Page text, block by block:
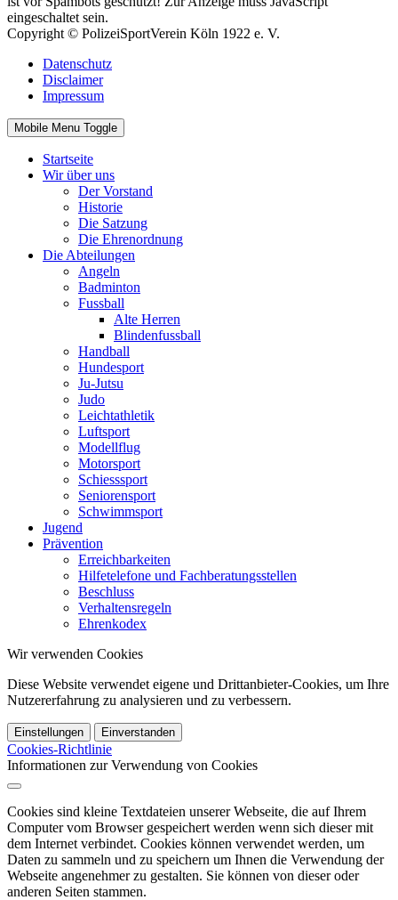
eingeschaltet sein.
Copyright © PolizeiSportVerein Köln 1922 e. V.
Datenschutz
Disclaimer
Impressum
Mobile Menu Toggle
Startseite
Wir über uns
Der Vorstand
Historie
Die Satzung
Die Ehrenordnung
Die Abteilungen
Angeln
Badminton
Fussball
Alte Herren
Blindenfussball
Handball
Hundesport
Ju-Jutsu
Judo
Leichtathletik
Luftsport
Modellflug
Motorsport
Schiesssport
Seniorensport
Schwimmsport
Jugend
Prävention
Erreichbarkeiten
Hilfetelefone und Fachberatungsstellen
Beschluss
Verhaltensregeln
Ehrenkodex
Wir verwenden Cookies
Diese Website verwendet eigene und Drittanbieter-Cookies, um Ihre
Nutzererfahrung zu analysieren und zu verbessern.
Einstellungen Einverstanden
Cookies-Richtlinie
Informationen zur Verwendung von Cookies
Cookies sind kleine Textdateien unserer Webseite, die auf Ihrem
Computer vom Browser gespeichert werden wenn sich dieser mit
dem Internet verbindet. Cookies können verwendet werden, um
Daten zu sammeln und zu speichern um Ihnen die Verwendung der
Webseite angenehmer zu gestalten. Sie können von dieser oder
anderen Seiten stammen.